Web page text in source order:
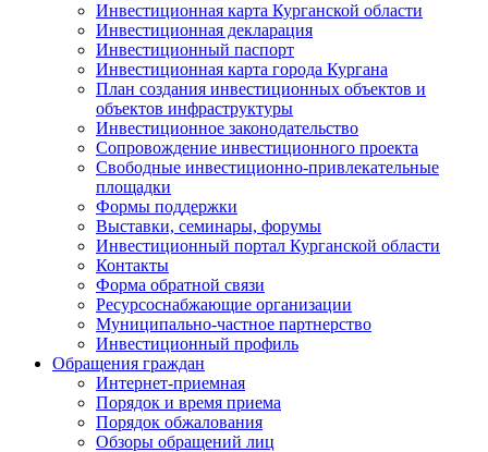
Инвестиционная карта Курганской области
Инвестиционная декларация
Инвестиционный паспорт
Инвестиционная карта города Кургана
План создания инвестиционных объектов и
объектов инфраструктуры
Инвестиционное законодательство
Сопровождение инвестиционного проекта
Свободные инвестиционно-привлекательные
площадки
Формы поддержки
Выставки, семинары, форумы
Инвестиционный портал Курганской области
Контакты
Форма обратной связи
Ресурсоснабжающие организации
Муниципально-частное партнерство
Инвестиционный профиль
Обращения граждан
Интернет-приемная
Порядок и время приема
Порядок обжалования
Обзоры обращений лиц